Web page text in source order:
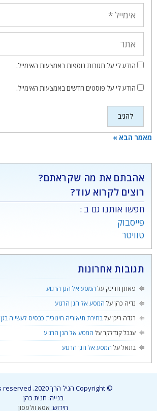
הודע לי על תגובות נוספות באמצעות האימייל.
הודע לי על פוסטים חדשים באמצעות האימייל.
מאמר הבא »
אהבתם את מה שקראתם?
רוצים לקרוא עוד?
חפשו אותנו גם ב :
פייסבוק
טוויטר
תגובות אחרונות
פאתן חרינק על המסע אל הגן הרגוע
נדיה כהןעל המסע אל הגן הרגוע
רגדה ריכןעלבחירת תיאוריה חינוכית כבסיס לעשייה בגן
ענבל קנדלקרעל המסע אל הגן הרגוע
בתאלעל המסע אל הגן הרגוע
© Copyright הגיל הרך 2020. All rights reserved.
בנייה: חנית כהן
חידוש: אסא וולפסון